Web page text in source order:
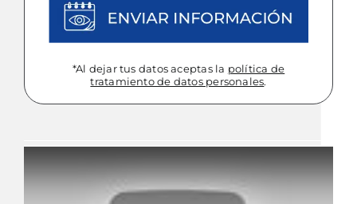
*Al dejar tus datos aceptas la política de
tratamiento de datos personales.